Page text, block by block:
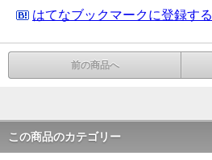
はてなブックマークに登録する
前の商品へ
この商品のカテゴリー